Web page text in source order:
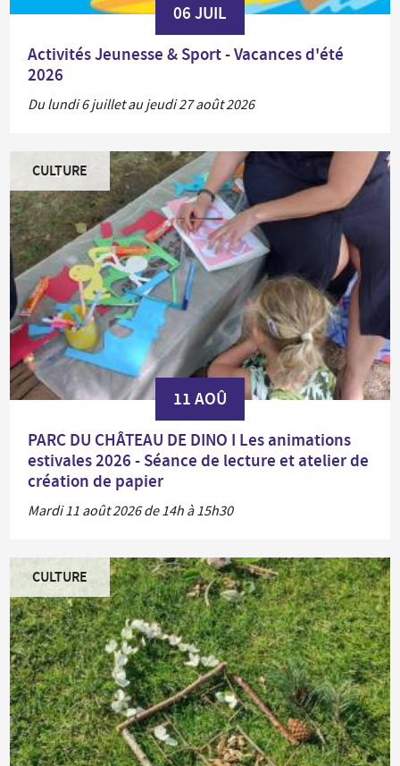
06 JUIL
Activités Jeunesse & Sport - Vacances d'été
2026
Du lundi 6 juillet au jeudi 27 août 2026
CULTURE
11 AOÛ
PARC DU CHÂTEAU DE DINO I Les animations
estivales 2026 - Séance de lecture et atelier de
création de papier
Mardi 11 août 2026 de 14h à 15h30
CULTURE